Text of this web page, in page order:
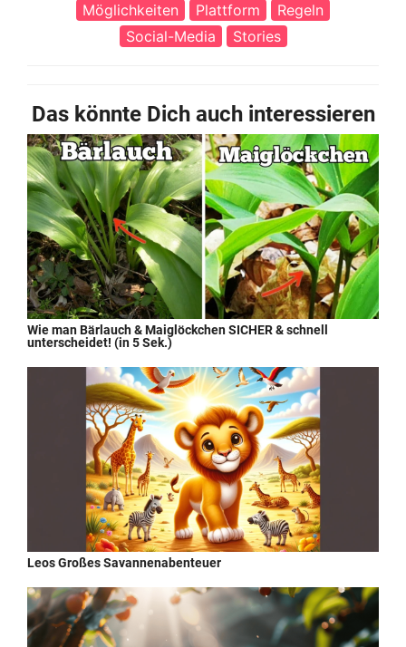
Möglichkeiten
Plattform
Regeln
Social-Media
Stories
Das könnte Dich auch interessieren
Wie man Bärlauch & Maiglöckchen SICHER & schnell
unterscheidet! (in 5 Sek.)
Leos Großes Savannenabenteuer